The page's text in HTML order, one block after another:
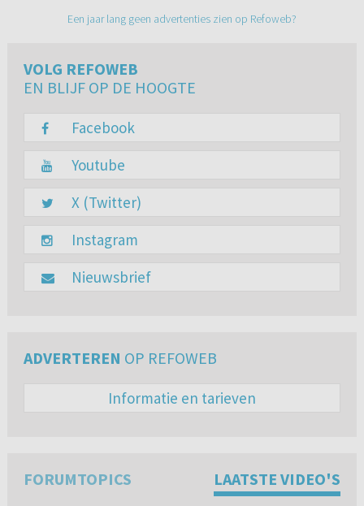
Een jaar lang geen advertenties zien op Refoweb?
VOLG REFOWEB
EN BLIJF OP DE HOOGTE
Facebook
Youtube
X (Twitter)
Instagram
Nieuwsbrief
ADVERTEREN OP REFOWEB
Informatie en tarieven
FORUMTOPICS LAATSTE VIDEO'S